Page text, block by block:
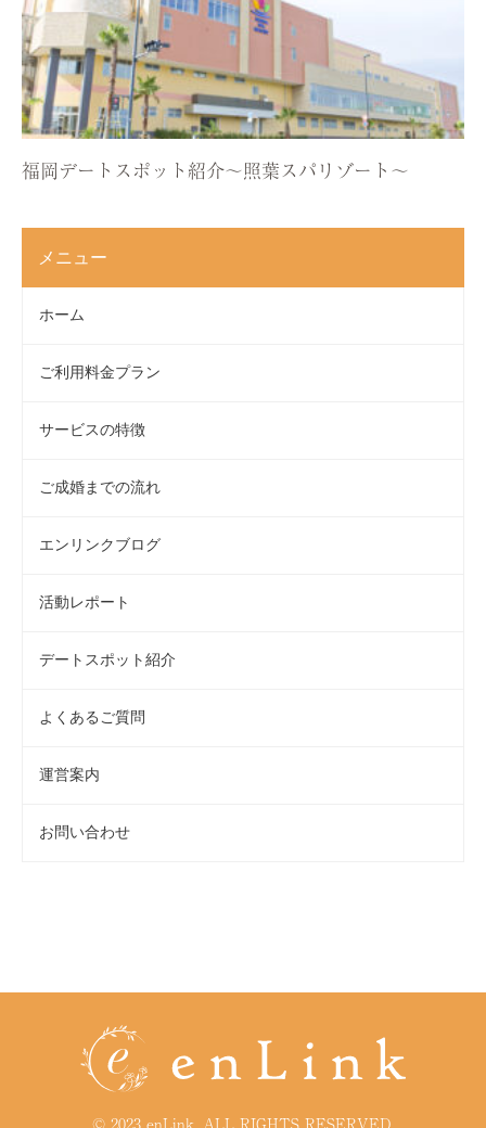
福岡デートスポット紹介〜照葉スパリゾート〜
メニュー
ホーム
ご利用料金プラン
サービスの特徴
ご成婚までの流れ
エンリンクブログ
活動レポート
デートスポット紹介
よくあるご質問
運営案内
お問い合わせ